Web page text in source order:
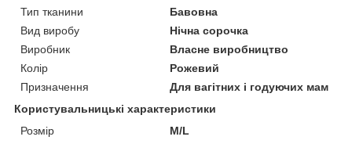
Тип тканини
Бавовна
Вид виробу
Нічна сорочка
Виробник
Власне виробництво
Колір
Рожевий
Призначення
Для вагітних і годуючих мам
Користувальницькі характеристики
Розмір
M/L